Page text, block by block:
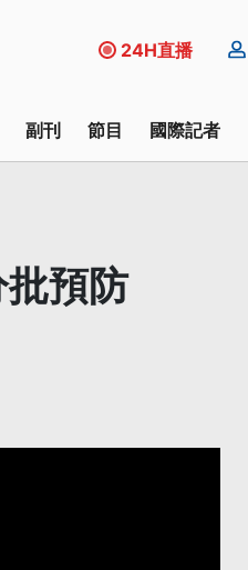
24H直播
副刊 節目 國際記者
預防